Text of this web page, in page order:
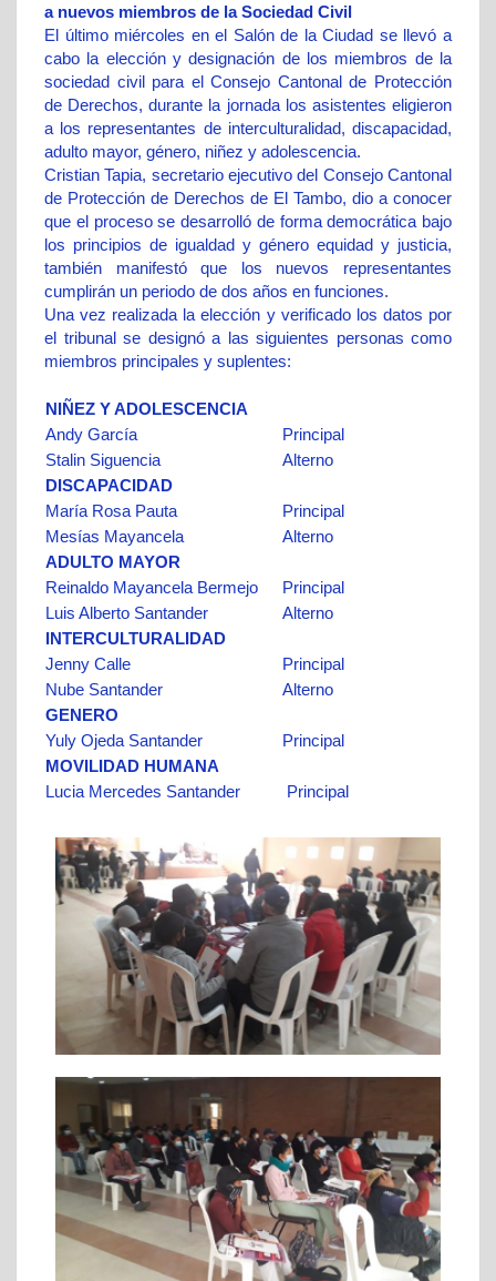
a nuevos miembros de la Sociedad Civil
El último miércoles en el Salón de la Ciudad se llevó a
cabo la elección y designación de los miembros de la
sociedad civil para el Consejo Cantonal de Protección
de Derechos, durante la jornada los asistentes eligieron
a los representantes de interculturalidad, discapacidad,
adulto mayor, género, niñez y adolescencia.
Cristian Tapia, secretario ejecutivo del Consejo Cantonal
de Protección de Derechos de El Tambo, dio a conocer
que el proceso se desarrolló de forma democrática bajo
los principios de igualdad y género equidad y justicia,
también manifestó que los nuevos representantes
cumplirán un periodo de dos años en funciones.
Una vez realizada la elección y verificado los datos por
el tribunal se designó a las siguientes personas como
miembros principales y suplentes:
NIÑEZ Y ADOLESCENCIA
Andy García
Principal
Stalin Siguencia
Alterno
DISCAPACIDAD
María Rosa Pauta
Principal
Mesías Mayancela
Alterno
ADULTO MAYOR
Reinaldo Mayancela Bermejo
Principal
Luis Alberto Santander
Alterno
INTERCULTURALIDAD
Jenny Calle
Principal
Nube Santander
Alterno
GENERO
Yuly Ojeda Santander
Principal
MOVILIDAD HUMANA
Lucia Mercedes Santander
Principal